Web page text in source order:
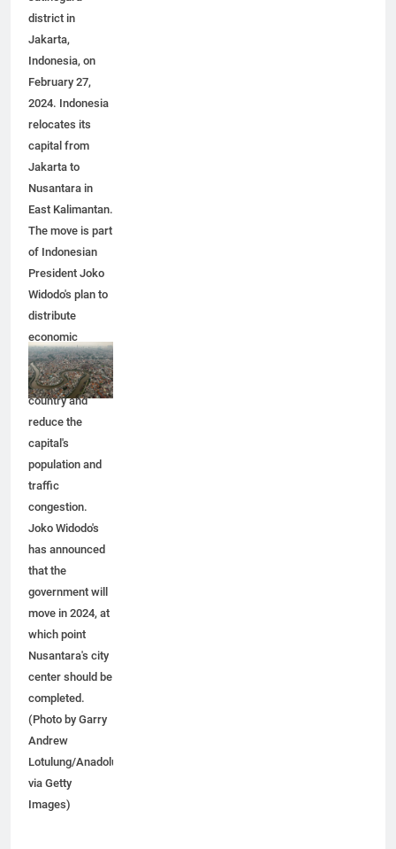
Jatinegara
district in
Jakarta,
Indonesia, on
February 27,
2024. Indonesia
relocates its
capital from
Jakarta to
Nusantara in
East Kalimantan.
The move is part
of Indonesian
President Joko
Widodo's plan to
distribute
economic
activity
throughout the
country and
reduce the
capital's
population and
traffic
congestion.
Joko Widodo's
has announced
that the
government will
move in 2024, at
which point
Nusantara's city
center should be
completed.
(Photo by Garry
Andrew
Lotulung/Anadolu
via Getty